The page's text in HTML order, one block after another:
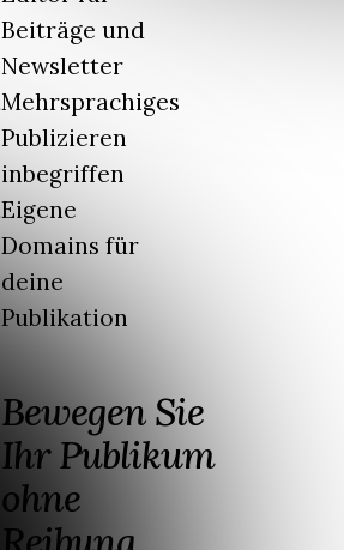
Beiträge und
Newsletter
Mehrsprachiges
Publizieren
inbegriffen
Eigene
Domains für
deine
Publikation
Bewegen Sie
Ihr Publikum
ohne